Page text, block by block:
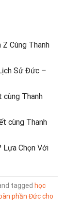
Cùng Thanh
Sử Đức –
cùng Thanh
cùng Thanh
Lựa Chọn Với
tagged học
phần Đức cho